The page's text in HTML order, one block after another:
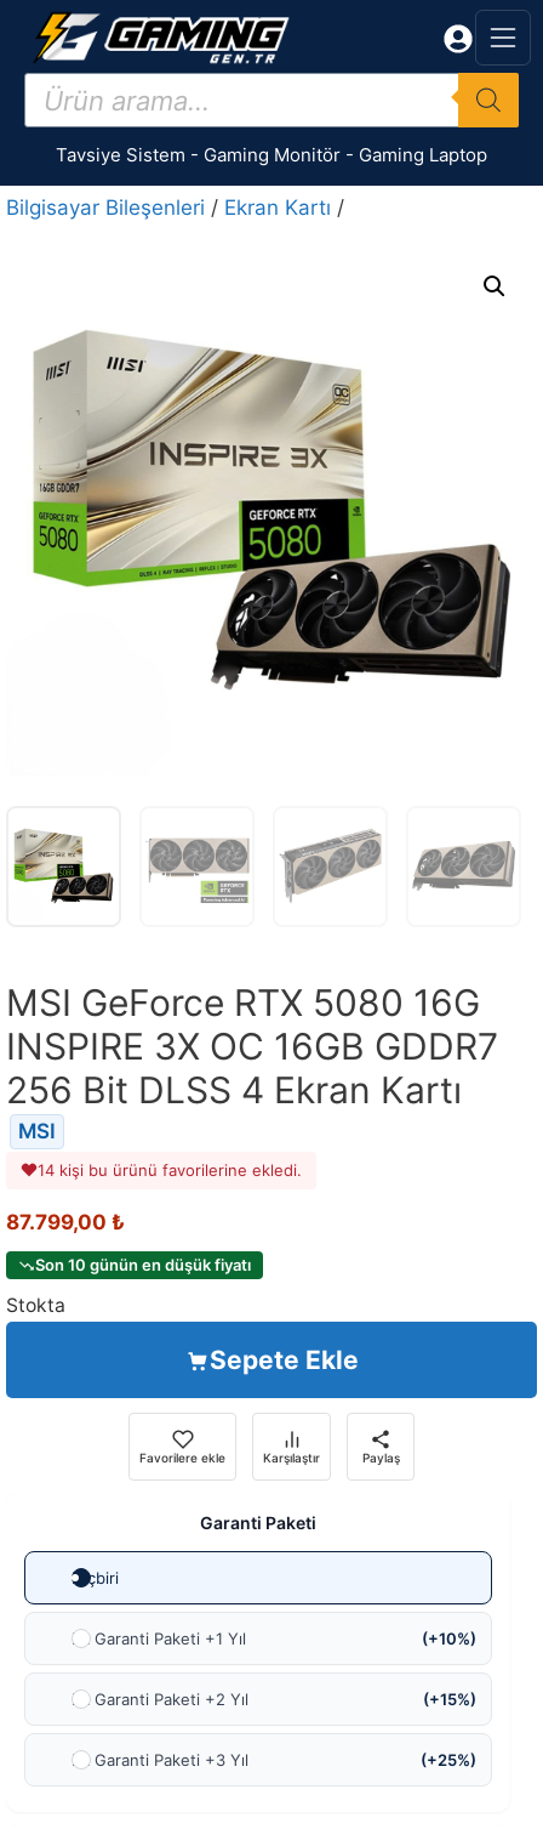
İçeriğe
Products
search
Tavsiye Sistem - Gaming Monitör - Gaming Laptop
Bilgisayar Bileşenleri / Ekran Kartı /
MSI GeForce RTX 5080 16G
INSPIRE 3X OC 16GB GDDR7
256 Bit DLSS 4 Ekran Kartı
MSI
14 kişi bu ürünü favorilerine ekledi.
87.799,00 ₺
Son 10 günün en düşük fiyatı
Stokta
Sepete Ekle
Favorilere ekle Karşılaştır Paylaş
Garanti Paketi
Hiçbiri
Ek Garanti Paketi +1 Yıl (+10%)
Ek Garanti Paketi +2 Yıl (+15%)
Ek Garanti Paketi +3 Yıl (+25%)